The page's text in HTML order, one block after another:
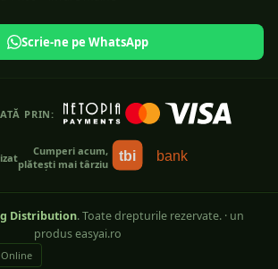
Scrie-ne pe WhatsApp
PRIN:
Cumperi acum,
plătești mai târziu
tbi bank
Distribution. Toate drepturile rezervate. · un
produs easyai.ro
Online